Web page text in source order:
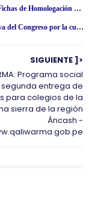
R. M. Nº D000045 -2024-MIDIS.- Aprueban tres Fichas de Homologación de Buzos de Poliéster en Polar
R. L. Nº 010-2023-2024-CR.- Resolución Legislativa del Congreso por la cual el Congreso de la República resuelve archivar la acusación constitucional contra el miembro de la Junta Nacional de Justicia Henry José Ávila Herrera por infracción de los artículos 156, inciso 3, y 139, inciso 3, de la Constitución Política
SIGUIENTE ]>
Programa social
entrega de
para colegios de la
sierra de la región
Áncash -